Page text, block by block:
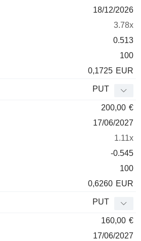
18/12/2026
3.78x
0.513
100
0,1725 EUR
PUT
200,00 €
17/06/2027
1.11x
-0.545
100
0,6260 EUR
PUT
160,00 €
17/06/2027